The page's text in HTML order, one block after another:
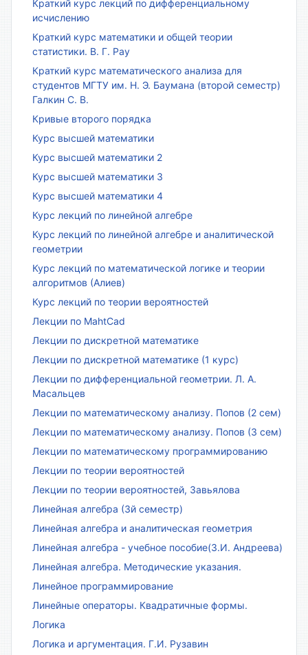
Краткий курс лекций по дифференциальному
исчислению
Краткий курс математики и общей теории
статистики. В. Г. Рау
Краткий курс математического анализа для
студентов МГТУ им. Н. Э. Баумана (второй семестр)
Галкин С. В.
Кривые второго порядка
Курс высшей математики
Курс высшей математики 2
Курс высшей математики 3
Курс высшей математики 4
Курс лекций по линейной алгебре
Курс лекций по линейной алгебре и аналитической
геометрии
Курс лекций по математической логике и теории
алгоритмов (Алиев)
Курс лекций по теории вероятностей
Лекции по MahtCad
Лекции по дискретной математике
Лекции по дискретной математике (1 курс)
Лекции по дифференциальной геометрии. Л. А.
Масальцев
Лекции по математическому анализу. Попов (2 сем)
Лекции по математическому анализу. Попов (3 сем)
Лекции по математическому программированию
Лекции по теории вероятностей
Лекции по теории вероятностей, Завьялова
Линейная алгебра (3й семестр)
Линейная алгебра и аналитическая геометрия
Линейная алгебра - учебное пособие(З.И. Андреева)
Линейная алгебра. Методические указания.
Линейное программирование
Линейные операторы. Квадратичные формы.
Логика
Логика и аргументация. Г.И. Рузавин